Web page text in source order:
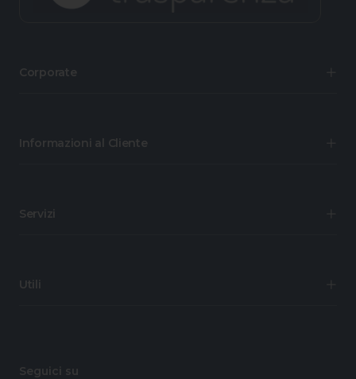
Corporate
Informazioni al Cliente
Servizi
Utili
Seguici su